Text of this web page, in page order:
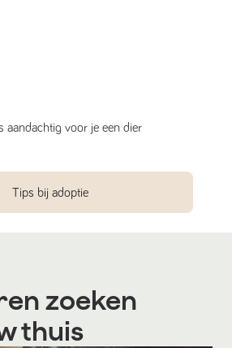
aandachtig voor je een dier
Tips bij adoptie
zoeken
thuis